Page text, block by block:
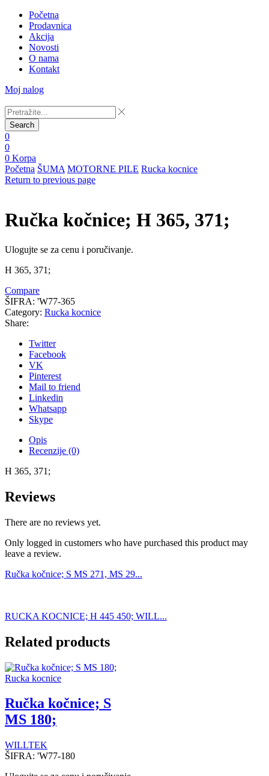
Početna
Prodavnica
Akcija
Novosti
O nama
Kontakt
Moj nalog
Search
0
0
0 Korpa
Početna ŠUMA MOTORNE PILE Rucka kocnice
Return to previous page
Ručka kočnice; H 365, 371;
Ulogujte se za cenu i poručivanje.
H 365, 371;
Compare
ŠIFRA: 'W77-365
Category: Rucka kocnice
Share:
Twitter
Facebook
VK
Pinterest
Mail to friend
Linkedin
Whatsapp
Skype
Opis
Recenzije (0)
H 365, 371;
Reviews
There are no reviews yet.
Only logged in customers who have purchased this product may
leave a review.
Ručka kočnice; S MS 271, MS 29...
RUCKA KOCNICE; H 445 450; WILL...
Related products
Rucka kocnice
Ručka kočnice; S
MS 180;
WILLTEK
ŠIFRA: 'W77-180